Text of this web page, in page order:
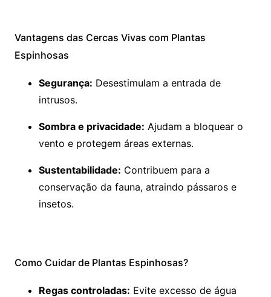
Vantagens das Cercas Vivas com Plantas
Espinhosas
Segurança: Desestimulam a entrada de
intrusos.
Sombra e privacidade: Ajudam a bloquear o
vento e protegem áreas externas.
Sustentabilidade: Contribuem para a
conservação da fauna, atraindo pássaros e
insetos.
Como Cuidar de Plantas Espinhosas?
Regas controladas: Evite excesso de água